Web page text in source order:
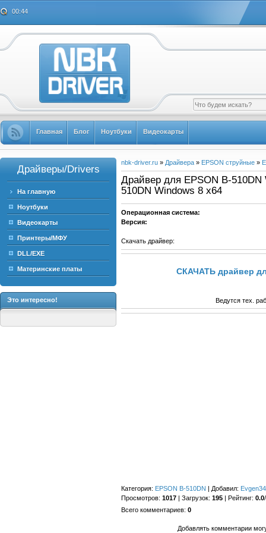
00:44
Главная Блог Ноутбуки Видеокарты
Драйверы/Drivers
На главную
Ноутбуки
Видеокарты
Принтеры/МФУ
DLL/EXE
Материнские платы
Это интересно!
nbk-driver.ru » Драйвера » EPSON струйные »
Драйвер для EPSON B-
510DN Windows 8 x64
Операционная система:
Версия:
Скачать драйвер:
СКАЧАТЬ драйвер
Ведутся тех.
Категория: EPSON B-510DN Добавил:
Просмотров: 1017 Загрузок: 195 Рейтинг: 0.0/
Всего комментариев: 0
Добавлять комментарии